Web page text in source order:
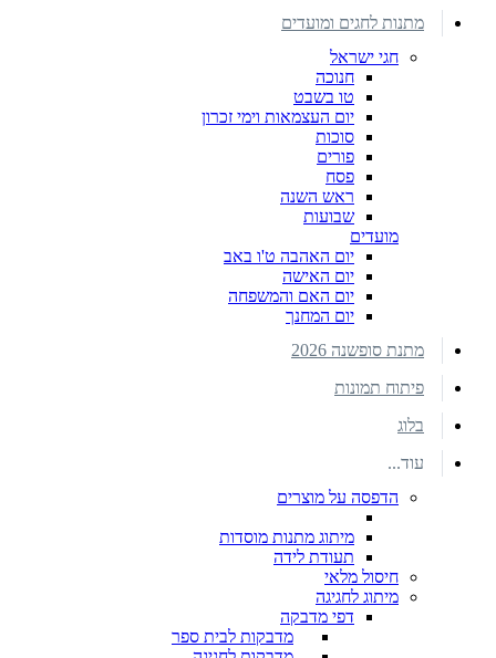
מתנות לחגים ומועדים
חגי ישראל
חנוכה
טו בשבט
יום העצמאות וימי זכרון
סוכות
פורים
פסח
ראש השנה
שבועות
מועדים
יום האהבה ט'ו באב
יום האישה
יום האם והמשפחה
יום המחנך
מתנת סופשנה 2026
פיתוח תמונות
בלוג
עוד...
הדפסה על מוצרים
מיתוג מתנות מוסדות
תעודת לידה
חיסול מלאי
מיתוג לחגיגה
דפי מדבקה
מדבקות לבית ספר